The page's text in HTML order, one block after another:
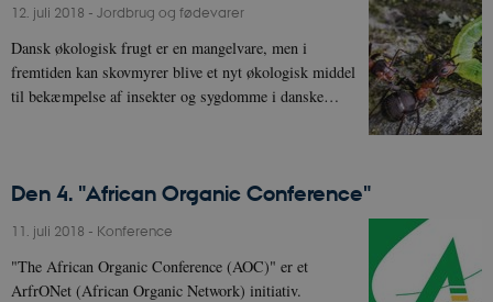
12. juli 2018 - Jordbrug og fødevarer
Dansk økologisk frugt er en mangelvare, men i
fremtiden kan skovmyrer blive et nyt økologisk middel
til bekæmpelse af insekter og sygdomme i danske…
Den 4. "African Organic Conference"
11. juli 2018 - Konference
"The African Organic Conference (AOC)" er et
ArfrONet (African Organic Network) initiativ.